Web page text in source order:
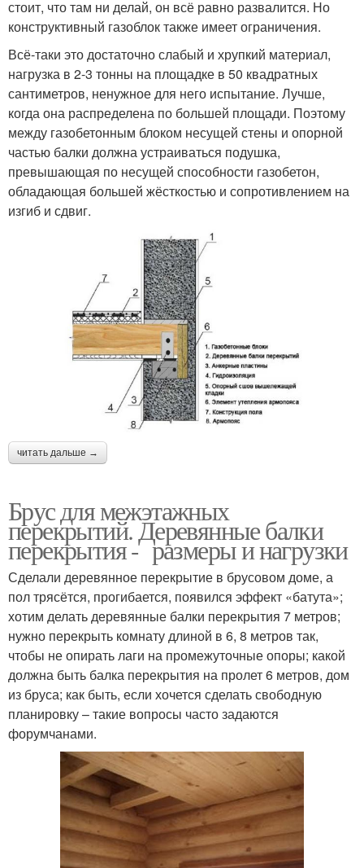
стоит, что там ни делай, он всё равно развалится. Но
конструктивный газоблок также имеет ограничения.
Всё-таки это достаточно слабый и хрупкий материал,
нагрузка в 2-3 тонны на площадке в 50 квадратных
сантиметров, ненужное для него испытание. Лучше,
когда она распределена по большей площади. Поэтому
между газобетонным блоком несущей стены и опорной
частью балки должна устраиваться подушка,
превышающая по несущей способности газобетон,
обладающая большей жёсткостью и сопротивлением на
изгиб и сдвиг.
читать дальше →
Брус для межэтажных
перекрытий. Деревянные балки
перекрытия - размеры и нагрузки
Сделали деревянное перекрытие в брусовом доме, а
пол трясётся, прогибается, появился эффект «батута»;
хотим делать деревянные балки перекрытия 7 метров;
нужно перекрыть комнату длиной в 6, 8 метров так,
чтобы не опирать лаги на промежуточные опоры; какой
должна быть балка перекрытия на пролет 6 метров, дом
из бруса; как быть, если хочется сделать свободную
планировку – такие вопросы часто задаются
форумчанами.